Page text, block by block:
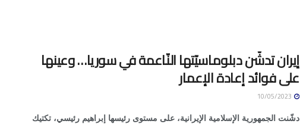
إيران تدشّن دبلوماسيّتها النّاعمة في سوريا… وعينها
على فوائد إعادة الإعمار
دشّنت الجمهورية الإسلامية الإيرانية، على مستوى رئيسها إبراهيم رئيسي، تكتيك